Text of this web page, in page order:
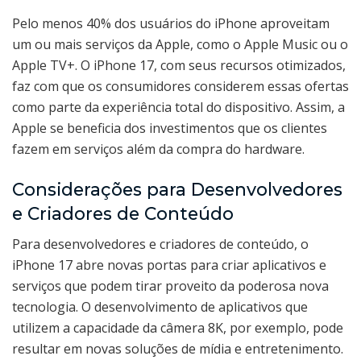
Pelo menos 40% dos usuários do iPhone aproveitam
um ou mais serviços da Apple, como o Apple Music ou o
Apple TV+. O iPhone 17, com seus recursos otimizados,
faz com que os consumidores considerem essas ofertas
como parte da experiência total do dispositivo. Assim, a
Apple se beneficia dos investimentos que os clientes
fazem em serviços além da compra do hardware.
Considerações para Desenvolvedores
e Criadores de Conteúdo
Para desenvolvedores e criadores de conteúdo, o
iPhone 17 abre novas portas para criar aplicativos e
serviços que podem tirar proveito da poderosa nova
tecnologia. O desenvolvimento de aplicativos que
utilizem a capacidade da câmera 8K, por exemplo, pode
resultar em novas soluções de mídia e entretenimento.